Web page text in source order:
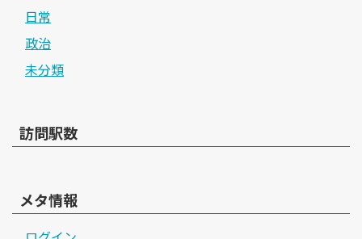
日常
政治
未分類
訪問駅数
メタ情報